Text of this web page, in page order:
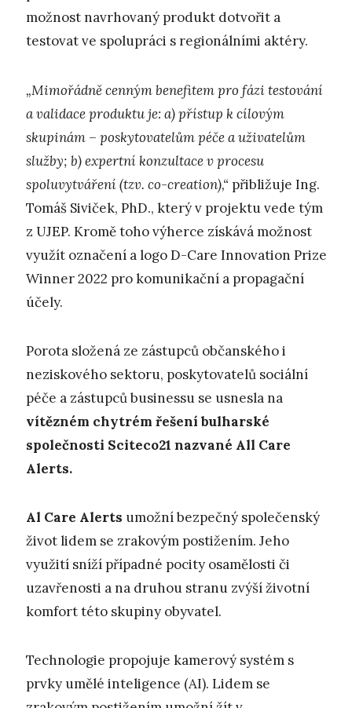
možnost navrhovaný produkt dotvořit a
testovat ve spolupráci s regionálními aktéry.
„Mimořádně cenným benefitem pro fázi testování
a validace produktu je: a) přístup k cílovým
skupinám – poskytovatelům péče a uživatelům
služby; b) expertní konzultace v procesu
spoluvytváření (tzv. co-creation),“ přibližuje Ing.
Tomáš Siviček, PhD., který v projektu vede tým
z UJEP. Kromě toho výherce získává možnost
využít označení a logo D-Care Innovation Prize
Winner 2022 pro komunikační a propagační
účely.
Porota složená ze zástupců občanského i
neziskového sektoru, poskytovatelů sociální
péče a zástupců businessu se usnesla na
vítězném chytrém řešení bulharské
společnosti Sciteco21 nazvané All Care
Alerts.
Al Care Alerts umožní bezpečný společenský
život lidem se zrakovým postižením. Jeho
využití sníží případné pocity osamělosti či
uzavřenosti a na druhou stranu zvýší životní
komfort této skupiny obyvatel.
Technologie propojuje kamerový systém s
prvky umělé inteligence (AI). Lidem se